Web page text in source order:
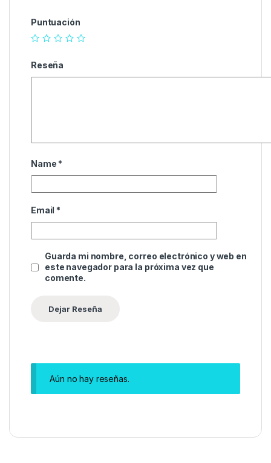
Puntuación
Reseña
Name *
Email *
Guarda mi nombre, correo electrónico y web en
este navegador para la próxima vez que
comente.
Aún no hay reseñas.